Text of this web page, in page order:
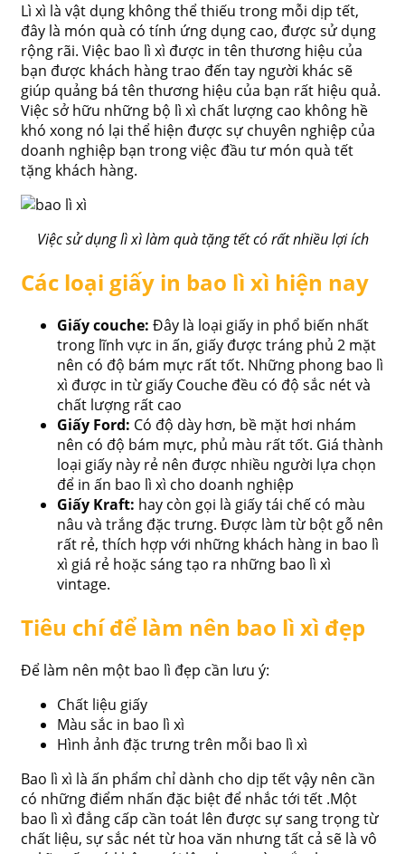
Lì xì là vật dụng không thể thiếu trong mỗi dịp tết,
đây là món quà có tính ứng dụng cao, được sử dụng
rộng rãi. Việc bao lì xì được in tên thương hiệu của
bạn được khách hàng trao đến tay người khác sẽ
giúp quảng bá tên thương hiệu của bạn rất hiệu quả.
Việc sở hữu những bộ lì xì chất lượng cao không hề
khó xong nó lại thể hiện được sự chuyên nghiệp của
doanh nghiệp bạn trong việc đầu tư món quà tết
tặng khách hàng.
Việc sử dụng lì xì làm quà tặng tết có rất nhiều lợi ích
Các loại giấy in bao lì xì hiện nay
Giấy couche: Đây là loại giấy in phổ biến nhất
trong lĩnh vực in ấn, giấy được tráng phủ 2 mặt
nên có độ bám mực rất tốt. Những phong bao lì
xì được in từ giấy Couche đều có độ sắc nét và
chất lượng rất cao
Giấy Ford: Có độ dày hơn, bề mặt hơi nhám
nên có độ bám mực, phủ màu rất tốt. Giá thành
loại giấy này rẻ nên được nhiều người lựa chọn
để in ấn bao lì xì cho doanh nghiệp
Giấy Kraft: hay còn gọi là giấy tái chế có màu
nâu và trắng đặc trưng. Được làm từ bột gỗ nên
rất rẻ, thích hợp với những khách hàng in bao lì
xì giá rẻ hoặc sáng tạo ra những bao lì xì
vintage.
Tiêu chí để làm nên bao lì xì đẹp
Để làm nên một bao lì đẹp cần lưu ý:
Chất liệu giấy
Màu sắc in bao lì xì
Hình ảnh đặc trưng trên mỗi bao lì xì
Bao lì xì là ấn phẩm chỉ dành cho dịp tết vậy nên cần
có những điểm nhấn đặc biệt để nhắc tới tết .Một
bao lì xì đẳng cấp cần toát lên được sự sang trọng từ
chất liệu, sự sắc nét từ hoa văn nhưng tất cả sẽ là vô